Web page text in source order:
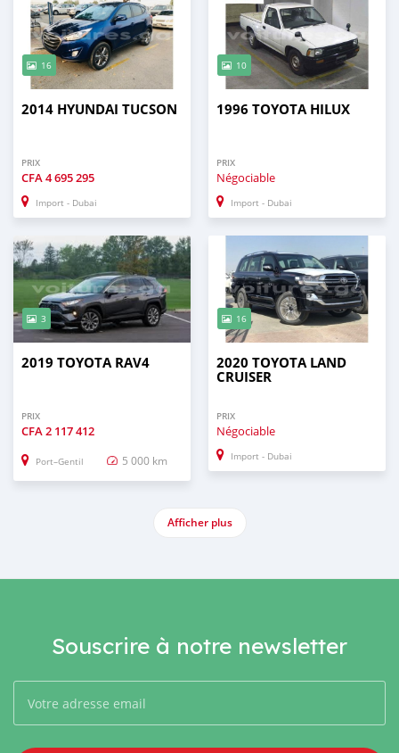
16
2014 HYUNDAI TUCSON
PRIX
CFA4 695 295
Import - Dubai
10
1996 TOYOTA HILUX
PRIX
Négociable
Import - Dubai
3
2019 TOYOTA RAV4
PRIX
CFA2 117 412
Port–Gentil 5 000 km
16
2020 TOYOTA LAND
CRUISER
PRIX
Négociable
Import - Dubai
Afficher plus
Souscrire à notre newsletter